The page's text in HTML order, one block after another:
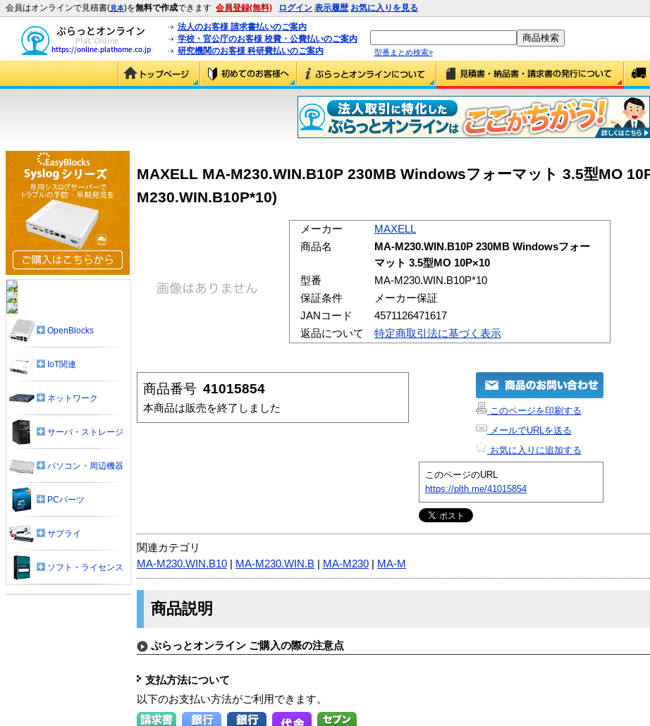
会員はオンラインで見積書(見本)を無料で作成できます 会員登録(無料) ログイン 表示履歴 お気に入りを見る
法人のお客様 請求書払いのご案内
学校・官公庁のお客様 校費・公費払いのご案内
研究機関のお客様 科研費払いのご案内
型番まとめ検索»
MAXELL MA-M230.WIN.B10P 230MB Windowsフォーマット 3.5型MO
M230.WIN.B10P*10)
メーカー
MAXELL
商品名
MA-M230.WIN.B10P 230MB Windowsフォー
マット 3.5型MO 10P×10
型番
MA-M230.WIN.B10P*10
保証条件
メーカー保証
JANコード
4571126471617
返品について
特定商取引法に基づく表示
商品番号 41015854
本商品は販売を終了しました
このページを印刷する
メールでURLを送る
お気に入りに追加する
このページのURL
https://plth.me/41015854
関連カテゴリ
MA-M230.WIN.B10
MA-M230.WIN.B MA-M230 MA-M
商品説明
ぷらっとオンライン ご購入の際の注意点
支払方法について
以下のお支払い方法がご利用できます。
OpenBlocks
IoT関連
ネットワーク
サーバ・ストレージ
パソコン・周辺機器
PCパーツ
サプライ
ソフト・ライセンス